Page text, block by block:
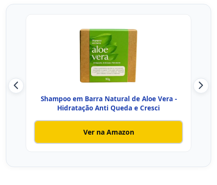
Shampoo em Barra Natural de Aloe Vera -
Hidratação Anti Queda e Cresci
Ver na Amazon